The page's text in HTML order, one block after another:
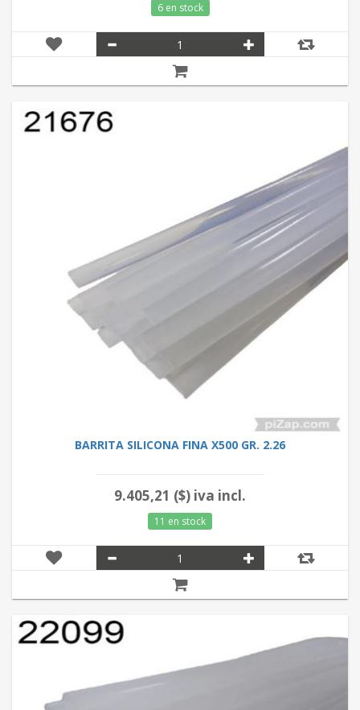
6 en stock
BARRITA SILICONA FINA X500 GR. 2.26
9.405,21 ($) iva incl.
11 en stock